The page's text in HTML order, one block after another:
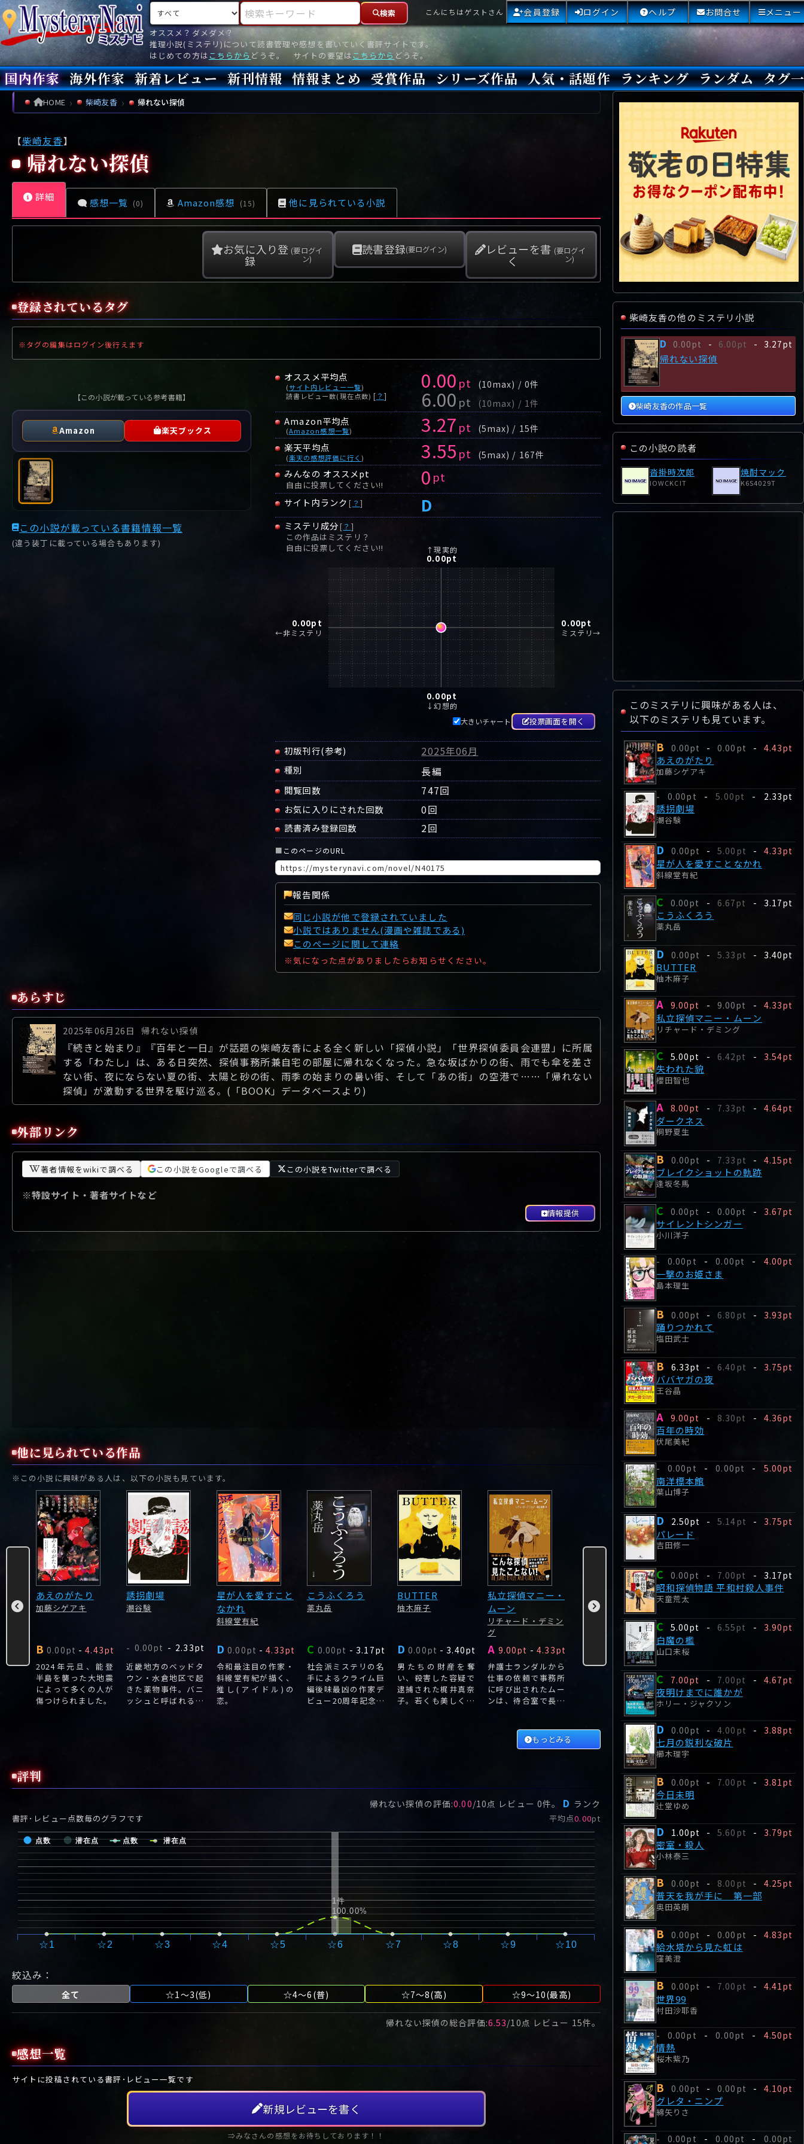
オススメ？ダメダメ？
推理小説(ミステリ)について読書管理や感想を書いていく書評サイトです。
はじめての方は こちらから どうぞ。 サイトの要望は こちらから どうぞ。
検索対象 検索キーワード
検索 こんにちはゲストさん 会員登録 ログイン ヘルプ お問合せ メニュー
国内作家
あ行 あ い う え
お
さ行
さ し せ
そ
た行
た ち つ て
と
な行
な に ぬ ね
は行
は ひ ふ へ
ほ
ら行
ら
わ行
わ
海外作家
ア行 ア イ ウ
サ行
サ シ
タ行
タ チ
ナ行
ナ ニ ヌ ネ
ノ
ハ行
ハ ヒ フ ヘ
ホ
モ
ワ行
ワ
新着レビュー 新刊情報 情報まとめ 受賞作品 シリーズ作品 人気・話題作
最近閲覧された小説
ランキング
国内総合ランキング
海外総合ランキング
Amazon国内作品高評価
Amazon海外作品高評価
国内作品高評価
海外作品高評価
閲覧回数
オススメ投票回数
読書した人が多い小説
サイトランク
ランダム タグ
初心者におすすめ
クローズド・サー
本格ミステリ
青春ミステリ
学園ミステリ
日常の謎
SFミステリ
倒叙ミステリ
警察小説
映画化
ドラマ化
その他をもっとみ
HOME 柴崎友香 帰れない探偵
【柴崎友香】
帰れない探偵
詳細 感想一覧 (0) Amazon感想 (15) 他に見られている小説
お気に入り登
録
(要ログイ
ン)
読書登録(要ログイン) レビューを書
く
(要ログイ
ン)
登録されているタグ
※タグの編集はログイン後行えます
【この小説が載っている参考書籍】
Amazon 楽天ブックス
この小説が載っている書籍情報一覧
(違う装丁に載っている場合もあります)
オススメ平均点
(サイト内レビュー一覧)
読書レビュー数(現在点数) [ ？ ]
0.00 pt (10max) / 0件
6.00 pt (10max) / 1件
Amazon平均点
(Amazon感想一覧) 3.27 pt (5max) / 15件
楽天平均点
(楽天の感想評価に行く ) 3.55 pt (5max) / 167件
みんなの オススメpt
自由に投票してください!! 0 pt
サイト内ランク [ ？ ] D
ミステリ成分 [ ？ ]
この作品はミステリ？
自由に投票してください!!
↑現実的
0.00pt
0.00pt
←非ミステリ
0.00pt
ミステリ→
0.00pt
↓幻想的
大きいチャート
投票画面を開く
初版刊行(参考) 2025年06月
種別 長編
閲覧回数 747回
お気に入りにされた回数 0回
読書済み登録回数 2回
■ このページのURL
報告関係
同じ小説が他で登録されていました
小説ではありません(漫画や雑誌である)
このページに関して連絡
※気になった点がありましたらお知らせください。
あらすじ
2025年06月26日 帰れない探偵
『続きと始まり』『百年と一日』が話題の柴崎友香による全く新しい「探偵小説」「世界探偵委員会連盟」に所属
する「わたし」は、ある日突然、探偵事務所兼自宅の部屋に帰れなくなった。急な坂ばかりの街、雨でも傘を差さ
ない街、夜にならない夏の街、太陽と砂の街、雨季の始まりの暑い街、そして「あの街」の空港で……「帰れない
探偵」が激動する世界を駆け巡る。(「BOOK」データベースより)
外部リンク
著者情報をwikiで調べる この小説をGoogleで調べる この小説をTwitterで調べる
※特設サイト・著者サイトなど
情報提供
他に見られている作品
※この小説に興味がある人は、以下の小説も見ています。
滅亡
あえのがたり
加藤シゲアキ
B 0.00pt - 4.43pt
2024年元旦、能登
半島を襲った大地震
によって多くの人が
傷つけられました。
誘拐劇場
潮谷験
- 0.00pt - 2.33pt
近畿地方のベッドタ
ウン・水倉地区で起
きた薬物事件。バニ
ッシュと呼ばれるペ
星が人を愛すこと
なかれ
斜線堂有紀
D 0.00pt - 4.33pt
令和最注目の作家・
斜線堂有紀が描く、
推し(アイドル)の
恋。
こうふくろう
薬丸岳
C 0.00pt - 3.17pt
社会派ミステリの名
手によるクライム巨
編後味最凶の作家デ
ビュー20周年記念作
BUTTER
柚木麻子
D 0.00pt - 3.40pt
男たちの財産を奪
い、殺害した容疑で
逮捕された梶井真奈
子。若くも美しくも
私立探偵マニー・
ムーン
リチャード・デミン
グ
A 9.00pt - 4.33pt
弁護士ランダルから
仕事の依頼で事務所
に呼び出されたムー
ンは、待合室で長く
櫻田智也
3.54pt
本物の「伏線回収」
と「どんでん返し」
をお見せしましょ
う！ 山奥で、顔を
潰され、歯を抜か
れ、手首から先を切
り落とされた死体が
発見された。
ダークネス
A 8.00pt
後の闘いを。桐野夏
生の傑作ノワール・
エンタメ最終幕！
皆行ってしまった。
ブレイク
逢坂冬馬
昴は、2
寮生活最
内に落と
するが。
もっとみる
評判
帰れない探偵の評価:0.00/10点 レビュー 0件。 D ランク
書評･レビュー点数毎のグラフです 平均点0.00pt
点数 潜在点 点数 潜在点
☆1 ☆2 ☆3 ☆4 ☆5 ☆6 ☆7 ☆8 ☆9 ☆10
1件
100.00%
絞込み：
全て ☆1～3(低) ☆4～6(普) ☆7～8(高) ☆9～10(最高)
帰れない探偵の総合評価:6.53/10点 レビュー 15件。
感想一覧
サイトに投稿されている書評･レビュー一覧です
新規レビューを書く
⇒みなさんの感想をお待ちしております！！
柴崎友香の他のミステリ小説
D 0.00pt - 6.00pt - 3.27pt
帰れない探偵
柴崎友香の作品一覧
この小説の読者
沓掛時次郎
IOWCKCIT
焼酎マック
K6S4029T
このミステリに興味がある人は、
以下のミステリも見ています。
B 0.00pt - 0.00pt - 4.43pt
あえのがたり
加藤シゲアキ
- 0.00pt - 5.00pt - 2.33pt
誘拐劇場
潮谷験
D 0.00pt - 5.00pt - 4.33pt
星が人を愛すことなかれ
斜線堂有紀
C 0.00pt - 6.67pt - 3.17pt
こうふくろう
薬丸岳
D 0.00pt - 5.33pt - 3.40pt
BUTTER
柚木麻子
A 9.00pt - 9.00pt - 4.33pt
私立探偵マニー・ムーン
リチャード・デミング
C 5.00pt - 6.42pt - 3.54pt
失われた貌
櫻田智也
A 8.00pt - 7.33pt - 4.64pt
ダークネス
桐野夏生
B 0.00pt - 7.33pt - 4.15pt
ブレイクショットの軌跡
逢坂冬馬
C 0.00pt - 0.00pt - 3.67pt
サイレントシンガー
小川洋子
- 0.00pt - 0.00pt - 4.00pt
一撃のお姫さま
島本理生
B 0.00pt - 6.80pt - 3.93pt
踊りつかれて
塩田武士
B 6.33pt - 6.40pt - 3.75pt
ババヤガの夜
王谷晶
A 9.00pt - 8.30pt - 4.36pt
百年の時効
伏尾美紀
- 0.00pt - 0.00pt - 5.00pt
南洋標本館
葉山博子
D 2.50pt - 5.14pt - 3.75pt
パレード
吉田修一
C 0.00pt - 7.00pt - 3.17pt
昭和探偵物語 平和村殺人事件
天童荒太
C 5.00pt - 6.55pt - 3.90pt
白魔の檻
山口未桜
C 7.00pt - 7.00pt - 4.67pt
夜明けまでに誰かが
ホリー・ジャクソン
D 0.00pt - 4.00pt - 3.88pt
七月の鋭利な破片
櫛木理宇
B 0.00pt - 7.00pt - 3.81pt
今日未明
辻堂ゆめ
D 1.00pt - 5.60pt - 3.79pt
密室・殺人
小林泰三
B 0.00pt - 8.00pt - 4.25pt
普天を我が手に 第一部
奥田英朗
B 0.00pt - 0.00pt - 4.83pt
給水塔から見た虹は
窪美澄
B 0.00pt - 7.00pt - 4.41pt
世界99
村田沙耶香
- 0.00pt - 0.00pt - 4.50pt
情熱
桜木紫乃
B 0.00pt - 0.00pt - 4.10pt
グレタ・ニンプ
綿矢りさ
- 0.00pt - 0.00pt - 0.00pt